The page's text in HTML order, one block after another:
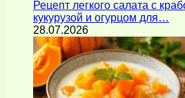
Рецепт легкого салата с
кукурузой и огурцом для…
28.07.2026